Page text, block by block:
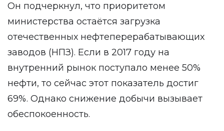
Он подчеркнул, что приоритетом
министерства остаётся загрузка
отечественных нефтеперерабатывающих
заводов (НПЗ). Если в 2017 году на
внутренний рынок поступало менее 50%
нефти, то сейчас этот показатель достиг
69%. Однако снижение добычи вызывает
обеспокоенность.